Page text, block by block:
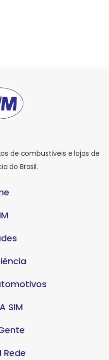
de combustíveis e lojas de
do Brasil.
SIM
Rede